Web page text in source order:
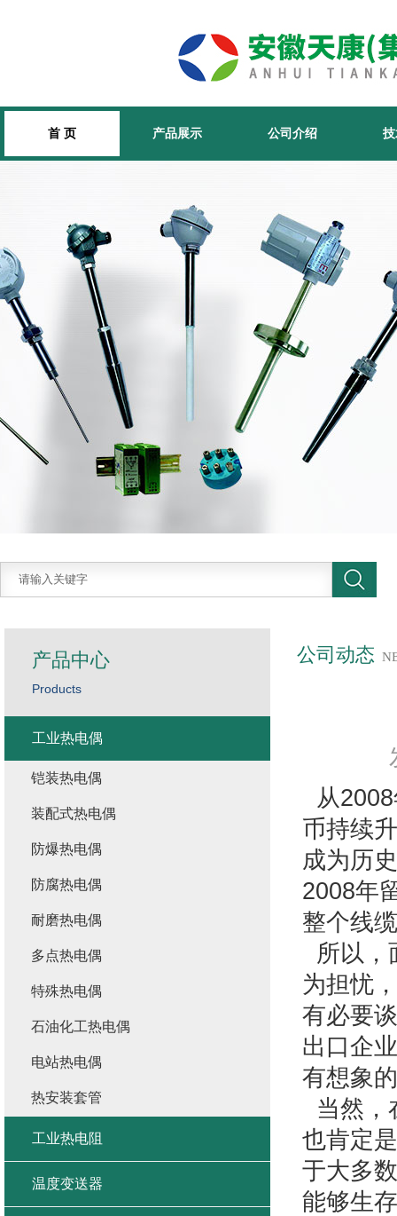
首 页 产品展示 公司介绍
公司动态
从
币持续
成为历
2008年
整个线
所以，
为担忧
有必要
出口企
有想象
当然，
也肯定
于大多
能够生
产品中心
Products
工业热电偶
铠装热电偶
装配式热电偶
防爆热电偶
防腐热电偶
耐磨热电偶
多点热电偶
特殊热电偶
石油化工热电偶
电站热电偶
热安装套管
工业热电阻
温度变送器